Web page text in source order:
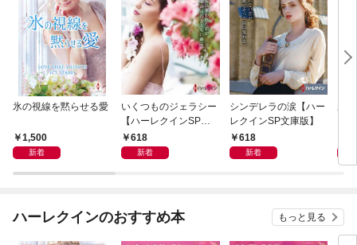
氷の視線を黙らせる愛
1,500
新着
いくつものジェラシー
【ハーレクインSP文
庫版】
618
新着
シンデレラの涙【ハー
レクインSP文庫版】
618
新着
あ
レ
ク
ハーレクインのおすすめ本 もっと見る